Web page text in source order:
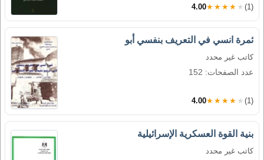
4.00★★★★★ (1)
ثمرة انسي في التعريف بنفسي أبو
كاتب غير محدد
عدد الصفحات: 152
4.00★★★★★ (1)
بنية القوة العسكرية الإسرائيلية
كاتب غير محدد